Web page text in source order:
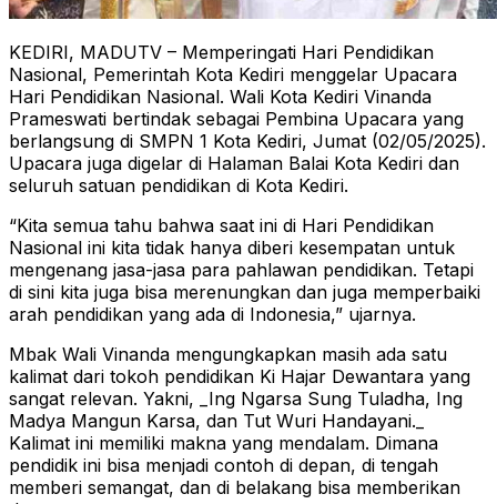
KEDIRI, MADUTV – Memperingati Hari Pendidikan
Nasional, Pemerintah Kota Kediri menggelar Upacara
Hari Pendidikan Nasional. Wali Kota Kediri Vinanda
Prameswati bertindak sebagai Pembina Upacara yang
berlangsung di SMPN 1 Kota Kediri, Jumat (02/05/2025).
Upacara juga digelar di Halaman Balai Kota Kediri dan
seluruh satuan pendidikan di Kota Kediri.
“Kita semua tahu bahwa saat ini di Hari Pendidikan
Nasional ini kita tidak hanya diberi kesempatan untuk
mengenang jasa-jasa para pahlawan pendidikan. Tetapi
di sini kita juga bisa merenungkan dan juga memperbaiki
arah pendidikan yang ada di Indonesia,” ujarnya.
Mbak Wali Vinanda mengungkapkan masih ada satu
kalimat dari tokoh pendidikan Ki Hajar Dewantara yang
sangat relevan. Yakni, _Ing Ngarsa Sung Tuladha, Ing
Madya Mangun Karsa, dan Tut Wuri Handayani._
Kalimat ini memiliki makna yang mendalam. Dimana
pendidik ini bisa menjadi contoh di depan, di tengah
memberi semangat, dan di belakang bisa memberikan